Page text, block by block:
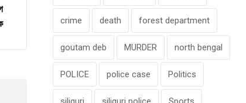
crime death forest department
goutam deb MURDER north bengal
POLICE police case Politics